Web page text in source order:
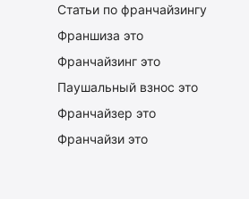
Статьи по франчайзингу
Франшиза это
Франчайзинг это
Паушальный взнос это
Франчайзер это
Франчайзи это